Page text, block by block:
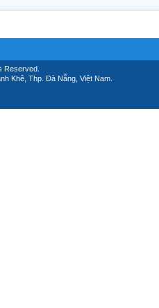
Reserved.
Khê, Thp. Đà Nẵng, Việt Nam.